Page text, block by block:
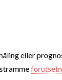
eller